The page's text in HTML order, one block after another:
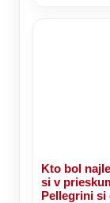
Kto bol
si v
Pellegrini si